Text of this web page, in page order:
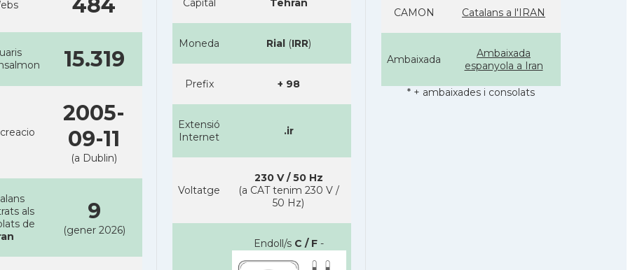
484
15.319
2005-
09-11
(a Dublin)
als
de
9
(gener 2026)
Capital Tehran
Moneda Rial(IRR)
Prefix + 98
Extensió
Internet
.ir
Voltatge
230 V / 50 Hz
(a CAT tenim 230 V /
50 Hz)
Endoll/s C / F-
CAMON Catalans a l'IRAN
Ambaixada
Ambaixada
espanyola a Iran
* + ambaixades i consolats